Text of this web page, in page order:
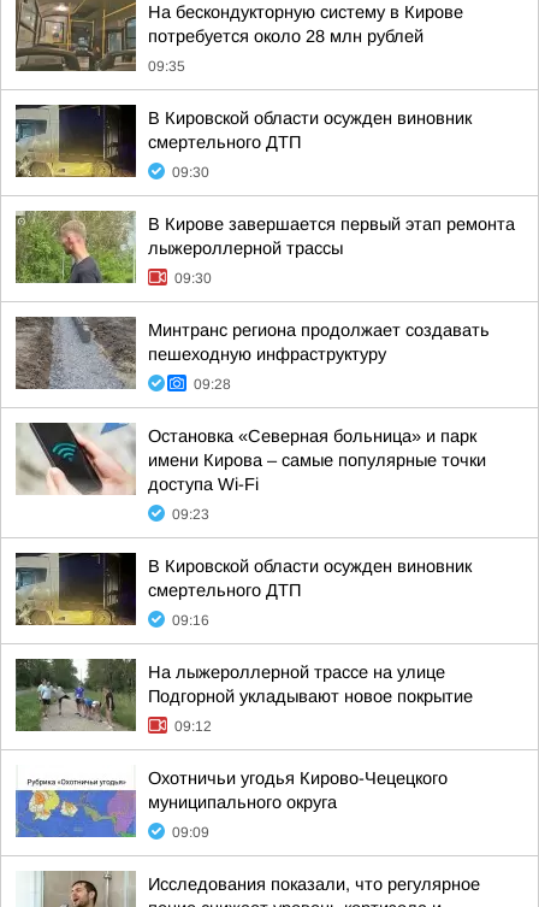
На бескондукторную систему в Кирове
потребуется около 28 млн рублей
09:35
В Кировской области осужден виновник
смертельного ДТП
09:30
В Кирове завершается первый этап ремонта
лыжероллерной трассы
09:30
Минтранс региона продолжает создавать
пешеходную инфраструктуру
09:28
Остановка «Северная больница» и парк
имени Кирова – самые популярные точки
доступа Wi-Fi
09:23
В Кировской области осужден виновник
смертельного ДТП
09:16
На лыжероллерной трассе на улице
Подгорной укладывают новое покрытие
09:12
Охотничьи угодья Кирово-Чецецкого
муниципального округа
09:09
Исследования показали, что регулярное